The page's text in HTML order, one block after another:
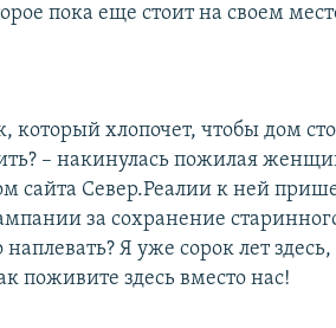
пока еще стоит на своем
который хлопочет, чтобы дом
– накинулась пожилая
сайта Север.Реалии к ней
за сохранение
Я уже сорок лет
поживите здесь вместо нас!